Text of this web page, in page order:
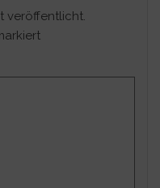
veröffentlicht.